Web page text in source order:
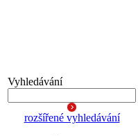
Vyhledávání
rozšířené vyhledávání